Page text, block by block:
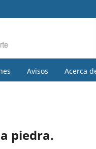
Avisos Acerca
piedra.